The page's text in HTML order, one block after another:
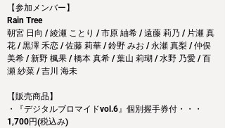
【参加メンバー】
Rain Tree
朝宮 日向 / 綾瀬 ことり / 市原 紬希 / 遠藤 莉乃 / 片瀬 真
花 / 黒澤 禾恋 / 佐藤 莉華 / 鈴野 みお / 永瀬 真梨 / 仲俣
美希 / 新野 楓果 / 橋本 真希 / 葉山 莉瑚 / 水野 乃愛 / 百
瀬 紗菜 / 吉川 海未
【販売商品】
・『デジタルブロマイドvol.6』個別握手券付・・・
1,700円(税込み)